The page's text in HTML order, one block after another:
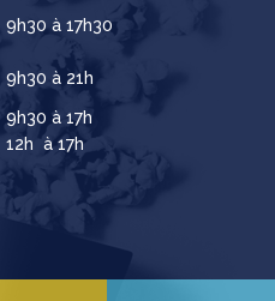
9h30 à 17h30
9h30 à 21h
9h30 à 17h
12h à 17h